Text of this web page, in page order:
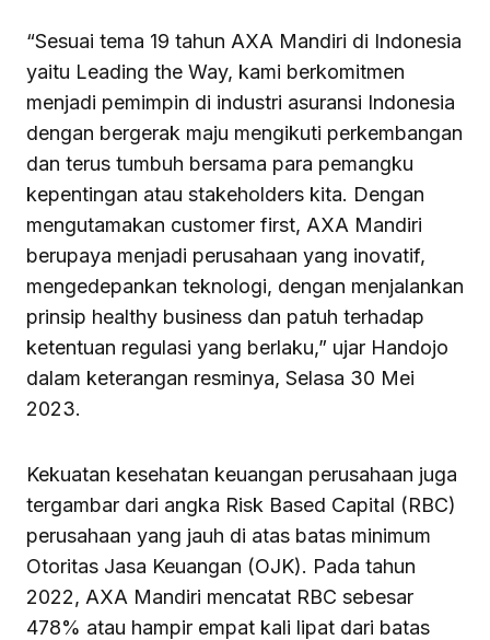
“Sesuai tema 19 tahun AXA Mandiri di Indonesia
yaitu Leading the Way, kami berkomitmen
menjadi pemimpin di industri asuransi Indonesia
dengan bergerak maju mengikuti perkembangan
dan terus tumbuh bersama para pemangku
kepentingan atau stakeholders kita. Dengan
mengutamakan customer first, AXA Mandiri
berupaya menjadi perusahaan yang inovatif,
mengedepankan teknologi, dengan menjalankan
prinsip healthy business dan patuh terhadap
ketentuan regulasi yang berlaku,” ujar Handojo
dalam keterangan resminya, Selasa 30 Mei
2023.
Kekuatan kesehatan keuangan perusahaan juga
tergambar dari angka Risk Based Capital (RBC)
perusahaan yang jauh di atas batas minimum
Otoritas Jasa Keuangan (OJK). Pada tahun
2022, AXA Mandiri mencatat RBC sebesar
478% atau hampir empat kali lipat dari batas